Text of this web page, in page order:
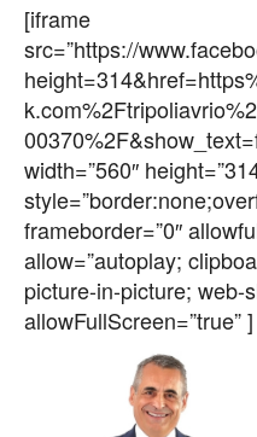
[iframe
src=”https://
width=”560″
frameborder=”0″
allow=”autoplay;
picture-in-picture; web-
allowFullScreen=”true” ]